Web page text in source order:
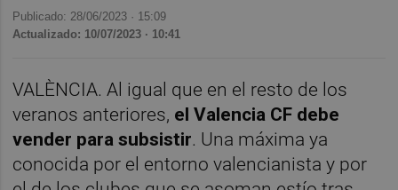
Publicado: 28/06/2023 · 15:09
Actualizado: 10/07/2023 · 10:41
VALÈNCIA. Al igual que en el resto de los
veranos anteriores, el Valencia CF debe
vender para subsistir. Una máxima ya
conocida por el entorno valencianista y por